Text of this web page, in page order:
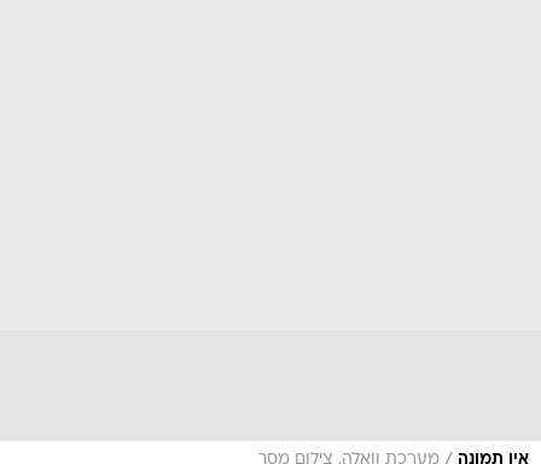
אין תמונה מערכת וואלה, צילום מסך